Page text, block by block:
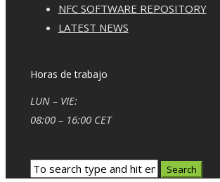
NFC SOFTWARE REPOSITORY
LATEST NEWS
Horas de trabajo
LUN – VIE:
08:00 – 16:00 CET